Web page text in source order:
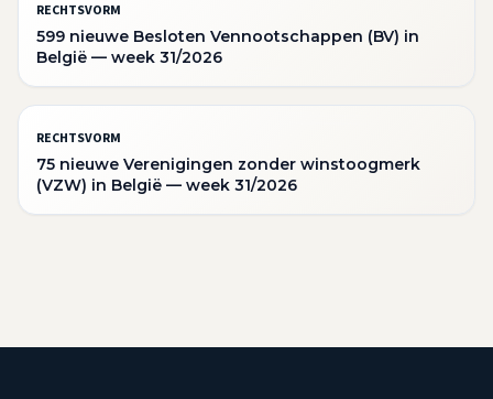
RECHTSVORM
599 nieuwe Besloten Vennootschappen (BV) in
België — week 31/2026
RECHTSVORM
75 nieuwe Verenigingen zonder winstoogmerk
(VZW) in België — week 31/2026